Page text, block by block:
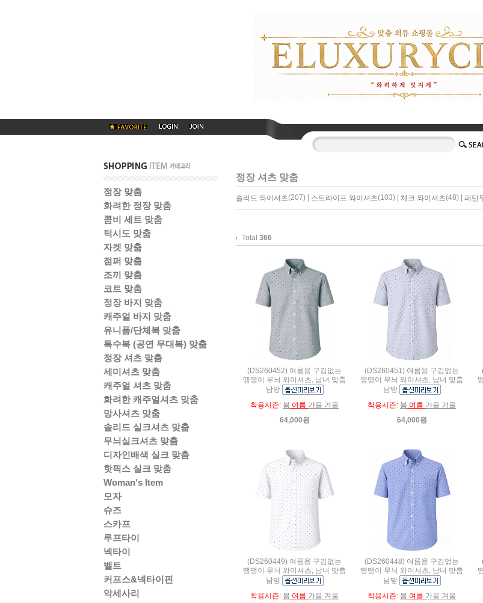
정장 맞춤
화려한 정장 맞춤
콤비 세트 맞춤
턱시도 맞춤
자켓 맞춤
점퍼 맞춤
조끼 맞춤
코트 맞춤
정장 바지 맞춤
캐주얼 바지 맞춤
유니폼/단체복 맞춤
특수복 (공연 무대복) 맞춤
정장 셔츠 맞춤
세미셔츠 맞춤
캐주얼 셔츠 맞춤
화려한 캐주얼셔츠 맞춤
망사셔츠 맞춤
솔리드 실크셔츠 맞춤
무늬실크셔츠 맞춤
디자인배색 실크 맞춤
핫픽스 실크 맞춤
Woman's Item
모자
슈즈
스카프
루프타이
넥타이
벨트
커프스&넥타이핀
악세사리
정장 셔츠 맞춤
솔리드 와이셔츠(207) | 스트라이프 와이셔츠(103) | 체크 와이셔츠(48) | 패턴
Total 366
(DS260452) 여름용 구김없는
땡땡이 무늬 와이셔츠, 남녀 맞춤
남방
착용시즌: 봄 여름 가을 겨울
64,000원
(DS260451) 여름용 구김없는
땡땡이 무늬 와이셔츠, 남녀 맞춤
남방
착용시즌: 봄 여름 가을 겨울
64,000원
(DS260449) 여름용 구김없는
땡땡이 무늬 와이셔츠, 남녀 맞춤
남방
착용시즌: 봄 여름 가을 겨울
(DS260448) 여름용 구김없는
땡땡이 무늬 와이셔츠, 남녀 맞춤
남방
착용시즌: 봄 여름 가을 겨울